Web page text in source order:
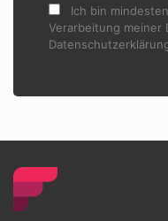
Ich bin
Verarbeitung meiner